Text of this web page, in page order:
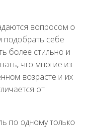
вопросом о
себе
более стильно и
что многие из
возрасте и их
от
по одному только